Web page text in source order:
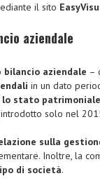
il sito
aziendale
bilancio aziendale –
in un dato
lo stato patrimoniale
solo nel
sulla
Inoltre, la
di società.